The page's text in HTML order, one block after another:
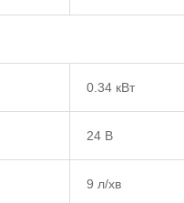
0.34 кВт
24 В
9 л/хв